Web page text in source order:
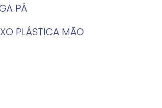
PÁ
PLÁSTICA MÃO